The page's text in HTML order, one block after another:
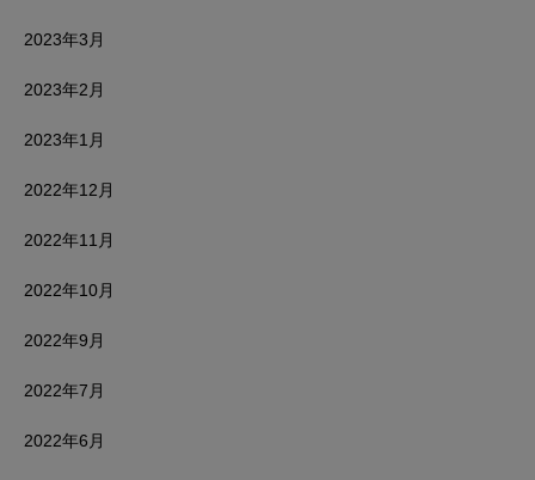
2023年3月
2023年2月
2023年1月
2022年12月
2022年11月
2022年10月
2022年9月
2022年7月
2022年6月